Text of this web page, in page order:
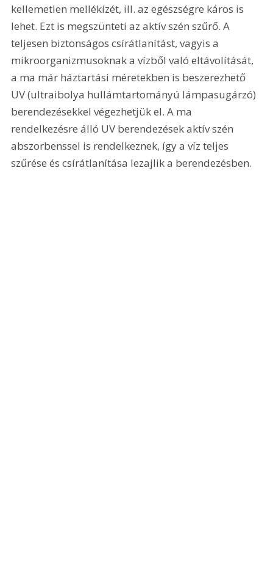
kellemetlen mellékízét, ill. az egészségre káros is
lehet. Ezt is megszünteti az aktív szén szűrő. A
teljesen biztonságos csírátlanítást, vagyis a
mikroorganizmusoknak a vízből való eltávolítását,
a ma már háztartási méretekben is beszerezhető
UV (ultraibolya hullámtartományú lámpasugárzó)
berendezésekkel végezhetjük el. A ma
rendelkezésre álló UV berendezések aktív szén
abszorbenssel is rendelkeznek, így a víz teljes
szűrése és csírátlanítása lezajlik a berendezésben.